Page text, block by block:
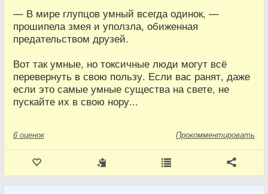
— В мире глупцов умный всегда одинок, —
прошипела змея и уползла, обиженная
предательством друзей.
Вот так умные, но токсичные люди могут всё
перевернуть в свою пользу. Если вас ранят, даже
если это самые умные существа на свете, не
пускайте их в свою нору...
6 оценок Прокомментировать